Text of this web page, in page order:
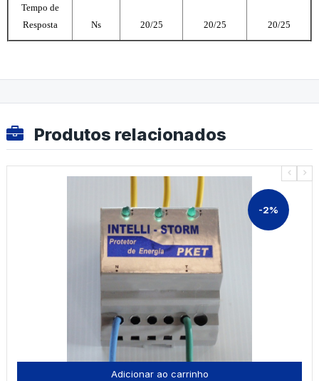
Tempo de
Resposta
Ns 20/25 20/25 20/25
Produtos relacionados
-2%
Adicionar ao carrinho